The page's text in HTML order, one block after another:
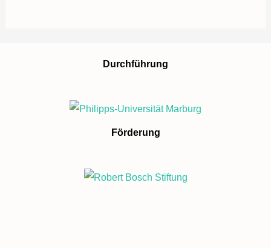
Durchführung
Förderung